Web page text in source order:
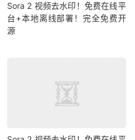
Sora 2 视频去水印！免费在线平
台+本地离线部署！完全免费开
源